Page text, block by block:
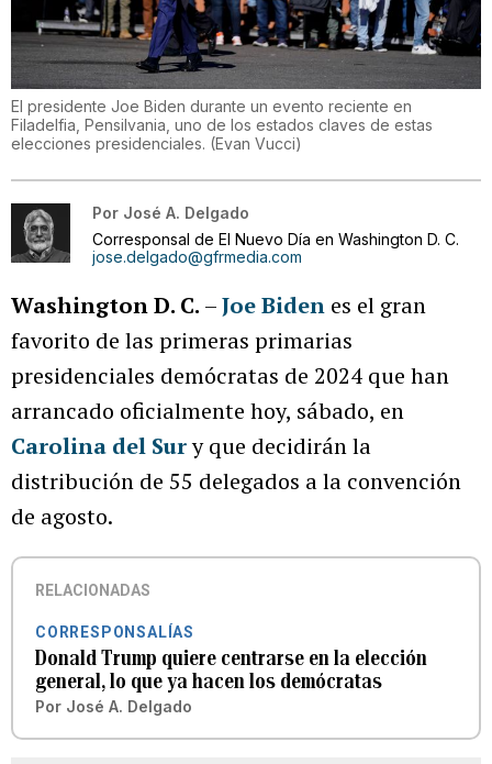
El presidente Joe Biden durante un evento reciente en
Filadelfia, Pensilvania, uno de los estados claves de estas
elecciones presidenciales. (Evan Vucci)
Por José A. Delgado
Corresponsal de El Nuevo Día en Washington D. C.
jose.delgado@gfrmedia.com
Washington D. C. –Joe Biden es el gran
favorito de las primeras primarias
presidenciales demócratas de 2024 que han
arrancado oficialmente hoy, sábado, en
Carolina del Sury que decidirán la
distribución de 55 delegados a la convención
de agosto.
RELACIONADAS
CORRESPONSALÍAS
Donald Trump quiere centrarse en la elección
general, lo que ya hacen los demócratas
Por José A. Delgado